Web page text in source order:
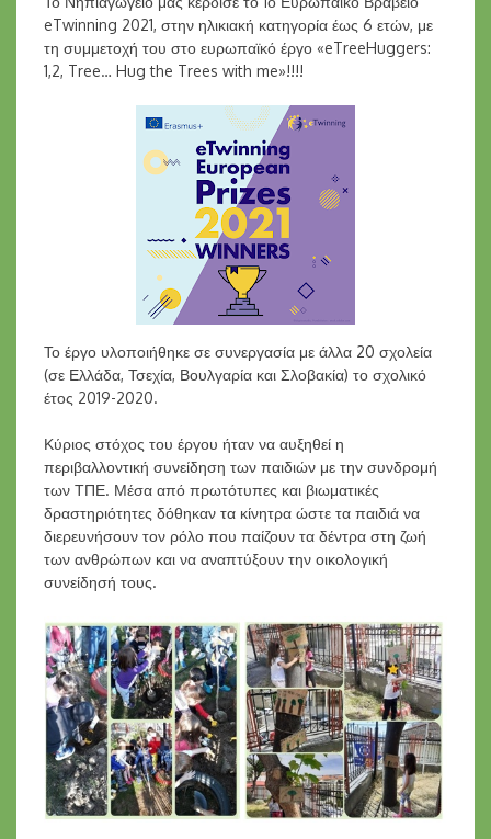
eTwinning 2021, στην ηλικιακή κατηγορία έως 6 ετών, με
τη συμμετοχή του στο ευρωπαϊκό έργο «eTreeHuggers:
1,2, Tree… Hug the Trees with me»!!!!
Το έργο υλοποιήθηκε σε συνεργασία με άλλα 20 σχολεία
(σε Ελλάδα, Τσεχία, Βουλγαρία και Σλοβακία) το σχολικό
έτος 2019-2020.
Κύριος στόχος του έργου ήταν να αυξηθεί η
περιβαλλοντική συνείδηση των παιδιών με την συνδρομή
των ΤΠΕ. Μέσα από πρωτότυπες και βιωματικές
δραστηριότητες δόθηκαν τα κίνητρα ώστε τα παιδιά να
διερευνήσουν τον ρόλο που παίζουν τα δέντρα στη ζωή
των ανθρώπων και να αναπτύξουν την οικολογική
συνείδησή τους.